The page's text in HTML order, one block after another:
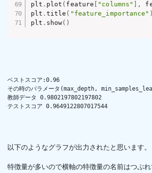
plt . plot ( feature "columns" ,
plt . title ( "feature_importance" )
plt . show( )
ベストスコア:0.96
その時のパラメータ(max_depth,
教師データ 0.9802197802197802
テストスコア 0.9649122807017544
以下のようなグラフが出力されたと思います。
特徴量が多いので横軸の特徴量の名前はつぶ